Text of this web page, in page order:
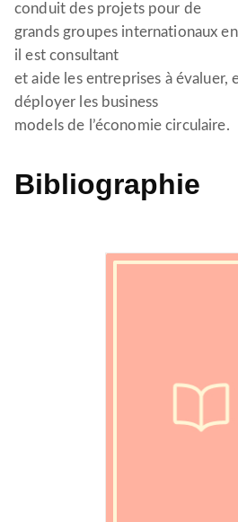
conduit des projets pour de
grands groupes internationaux
il est consultant
et aide les entreprises à évaluer,
déployer les business
models de l’économie circulaire.
Bibliographie